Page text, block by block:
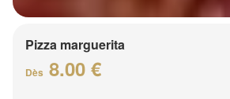
Pizza marguerita
Dès 8.00 €